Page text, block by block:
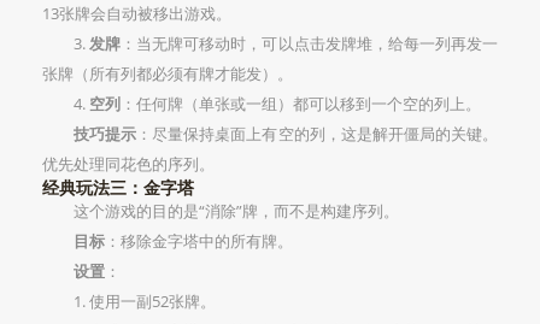
13张牌会自动被移出游戏。
3.发牌 ：当无牌可移动时，可以点击发牌堆，给每一列再发一
张牌（所有列都必须有牌才能发）。
4. 空列 ：任何牌（单张或一组）都可以移到一个空的列上。
技巧提示 ：尽量保持桌面上有空的列，这是解开僵局的关键。
优先处理同花色的序列。
经典玩法三：金字塔
这个游戏的目的是“消除”牌，而不是构建序列。
目标 ：移除金字塔中的所有牌。
设置 ：
1. 使用一副52张牌。